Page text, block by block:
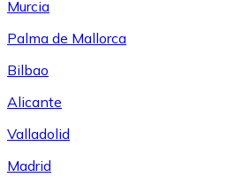
Murcia
Palma de Mallorca
Bilbao
Alicante
Valladolid
Madrid